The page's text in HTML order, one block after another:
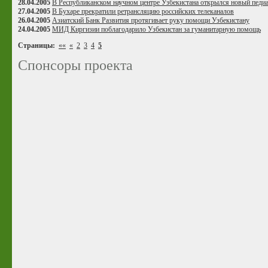
28.04.2005 В Республиканском научном центре Узбекистана открылся новый
27.04.2005 В Бухаре прекратили ретрансляцию российских телеканалов
26.04.2005 Азиатский Банк Развития протягивает руку помощи Узбекистану
24.04.2005 МИД Киргизии поблагодарило Узбекистан за гуманитарную помощь
Страницы: «« « 2 3 4 5
Спонсоры проекта